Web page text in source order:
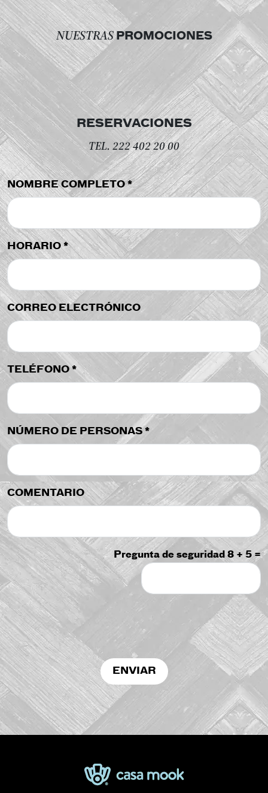
NUESTRASPROMOCIONES
RESERVACIONES
TEL. 222 402 20 00
NOMBRE COMPLETO *
HORARIO *
CORREO ELECTRÓNICO
TELÉFONO *
NÚMERO DE PERSONAS *
COMENTARIO
Pregunta de seguridad 8 + 5 =
ENVIAR